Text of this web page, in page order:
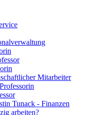
Mitarbeiter
Tunack - Finanzen
arbeiten?